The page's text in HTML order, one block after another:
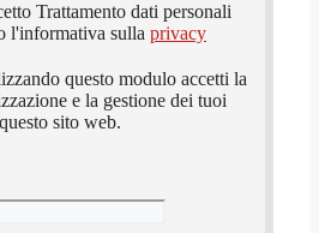
Trattamento dati personali
l'informativa sulla privacy
questo modulo accetti la
e la gestione dei tuoi
sito web.